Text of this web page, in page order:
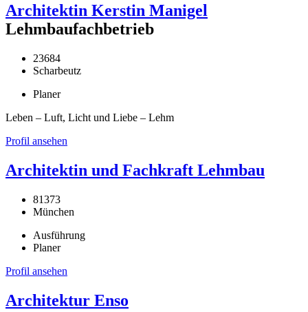
Architektin Kerstin Manigel
Lehmbaufachbetrieb
23684
Scharbeutz
Planer
Leben – Luft, Licht und Liebe – Lehm
Profil ansehen
Architektin und Fachkraft Lehmbau
81373
München
Ausführung
Planer
Profil ansehen
Architektur Enso